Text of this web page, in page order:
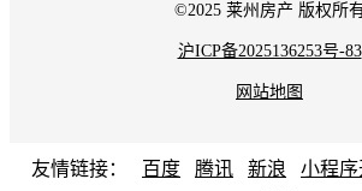
©2025 莱州房产 版权所
沪ICP备2025136253号-83
网站地图
友情链接： 百度 腾讯 新浪 小程